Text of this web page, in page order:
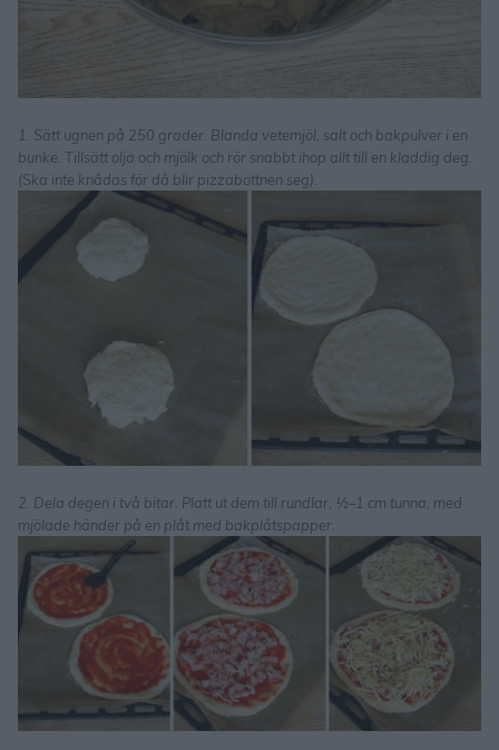
1. Sätt ugnen på 250 grader. Blanda vetemjöl, salt och bakpulver i en
bunke. Tillsätt olja och mjölk och rör snabbt ihop allt till en kladdig deg.
(Ska inte knådas för då blir pizzabottnen seg).
2. Dela degen i två bitar. Platt ut dem till rundlar, ½–1 cm tunna, med
mjölade händer på en plåt med bakplåtspapper.